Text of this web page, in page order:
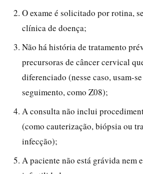
O exame é solicitado por rotina,
clínica de doença;
Não há história de tratamento
precursoras de câncer cervical
diferenciado (nesse caso, usam-
seguimento, como Z08);
A consulta não inclui
(como cauterização, biópsia ou
infecção);
A paciente não está grávida nem